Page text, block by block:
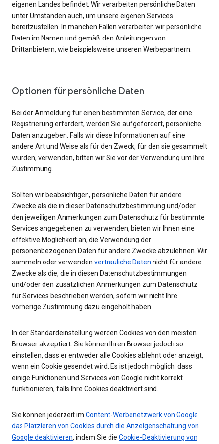
eigenen Landes befindet. Wir verarbeiten persönliche Daten
unter Umständen auch, um unsere eigenen Services
bereitzustellen. In manchen Fällen verarbeiten wir persönliche
Daten im Namen und gemäß den Anleitungen von
Drittanbietern, wie beispielsweise unseren Werbepartnern.
Optionen für persönliche Daten
Bei der Anmeldung für einen bestimmten Service, der eine
Registrierung erfordert, werden Sie aufgefordert, persönliche
Daten anzugeben. Falls wir diese Informationen auf eine
andere Art und Weise als für den Zweck, für den sie gesammelt
wurden, verwenden, bitten wir Sie vor der Verwendung um Ihre
Zustimmung.
Sollten wir beabsichtigen, persönliche Daten für andere
Zwecke als die in dieser Datenschutzbestimmung und/oder
den jeweiligen Anmerkungen zum Datenschutz für bestimmte
Services angegebenen zu verwenden, bieten wir Ihnen eine
effektive Möglichkeit an, die Verwendung der
personenbezogenen Daten für andere Zwecke abzulehnen. Wir
sammeln oder verwenden vertrauliche Daten nicht für andere
Zwecke als die, die in diesen Datenschutzbestimmungen
und/oder den zusätzlichen Anmerkungen zum Datenschutz
für Services beschrieben werden, sofern wir nicht Ihre
vorherige Zustimmung dazu eingeholt haben.
In der Standardeinstellung werden Cookies von den meisten
Browser akzeptiert. Sie können Ihren Browser jedoch so
einstellen, dass er entweder alle Cookies ablehnt oder anzeigt,
wenn ein Cookie gesendet wird. Es ist jedoch möglich, dass
einige Funktionen und Services von Google nicht korrekt
funktionieren, falls Ihre Cookies deaktiviert sind.
Sie können jederzeit im Content-Werbenetzwerk von Google
das Platzieren von Cookies durch die Anzeigenschaltung von
Google deaktivieren, indem Sie die Cookie-Deaktivierung von